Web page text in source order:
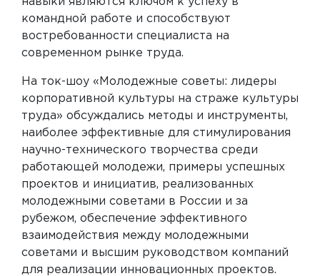
командной работе и способствуют
востребованности специалиста на
современном рынке труда.
На ток-шоу «Молодежные советы: лидеры
корпоративной культуры на страже культуры
труда» обсуждались методы и инструменты,
наиболее эффективные для стимулирования
научно-технического творчества среди
работающей молодежи, примеры успешных
проектов и инициатив, реализованных
молодежными советами в России и за
рубежом, обеспечение эффективного
взаимодействия между молодежными
советами и высшим руководством компаний
для реализации инновационных проектов.
КАНАЛ ВНОТ
В MAX
Главные новости отрасли,
изменения в законодательстве и
все самое важное о деловой и
выставочной программе форума